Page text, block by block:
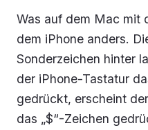
Was auf dem Mac mit
dem iPhone anders.
Sonderzeichen hinter
der iPhone-Tastatur
gedrückt, erscheint
das „$“-Zeichen